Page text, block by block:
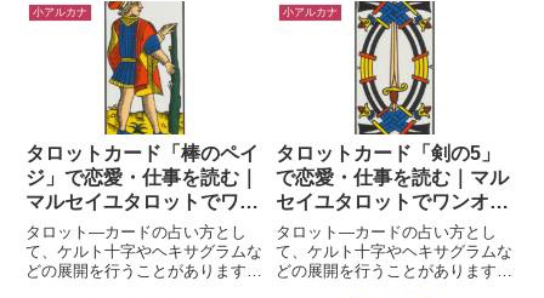
る際の読み解きは、数字と絵柄、
フランス語から分析しています。
イスカードの解釈に活かして頂け
ます。
小アルカナ
タロットカード「棒のペイ
ジ」で恋愛・仕事を読む｜
マルセイユタロットでワン
オラクル
タロット―カードの占い方とし
て、ケルト十字やヘキサグラムな
どの展開を行うことがあります。
小アルカナ
タロットカード「剣の5」
で恋愛・仕事を読む｜マル
セイユタロットでワンオラ
クル
タロット―カードの占い方とし
て、ケルト十字やヘキサグラムな
どの展開を行うことがあります。